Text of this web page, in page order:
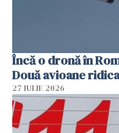
Încă o dronă în
Două avioane
27 IULIE 2026